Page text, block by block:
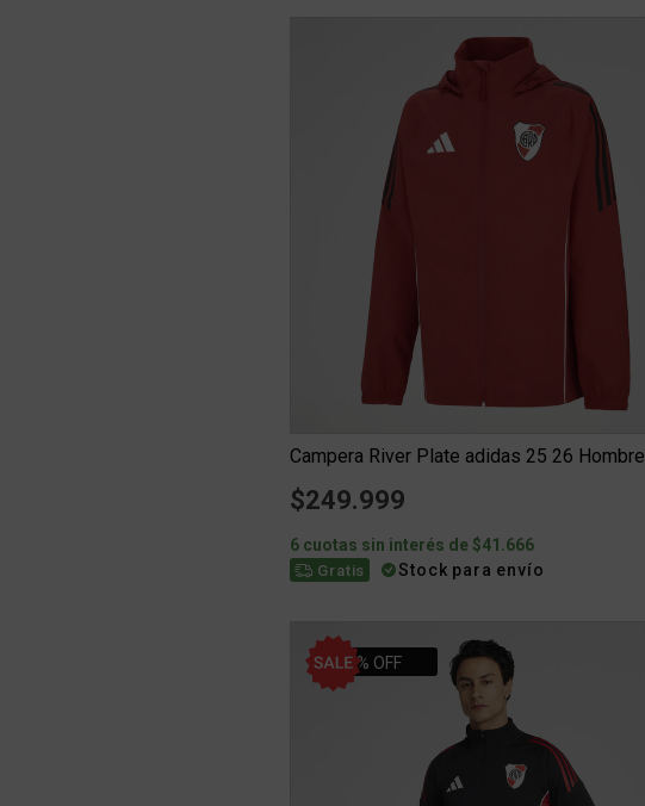
Campera River Plate adidas 25 26 Hombre
$249.999
6 cuotas sin interés de $41.666
Gratis Stock para envío
34% OFF